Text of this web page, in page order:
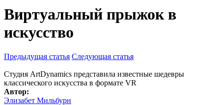
Виртуальный прыжок в
искусство
Предыдущая статья Следующая статья
Студия ArtDynamics представила известные шедевры
классического искусства в формате VR
Автор:
Элизабет Мильбурн